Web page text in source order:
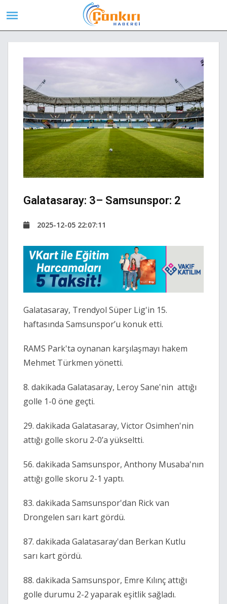
Galatasaray: 3– Samsunspor: 2
2025-12-05 22:07:11
Galatasaray, Trendyol Süper Lig'in 15.
haftasında Samsunspor’u konuk etti.
RAMS Park'ta oynanan karşılaşmayı hakem
Mehmet Türkmen yönetti.
8. dakikada Galatasaray, Leroy Sane'nin attığı
golle 1-0 öne geçti.
29. dakikada Galatasaray, Victor Osimhen'nin
attığı golle skoru 2-0’a yükseltti.
56. dakikada Samsunspor, Anthony Musaba'nın
attığı golle skoru 2-1 yaptı.
83. dakikada Samsunspor'dan Rick van
Drongelen sarı kart gördü.
87. dakikada Galatasaray'dan Berkan Kutlu
sarı kart gördü.
88. dakikada Samsunspor, Emre Kılınç attığı
golle durumu 2-2 yaparak eşitlik sağladı.